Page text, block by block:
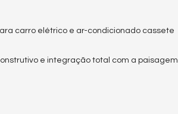
carro elétrico e ar-condicionado cassete
e integração total com a paisagem